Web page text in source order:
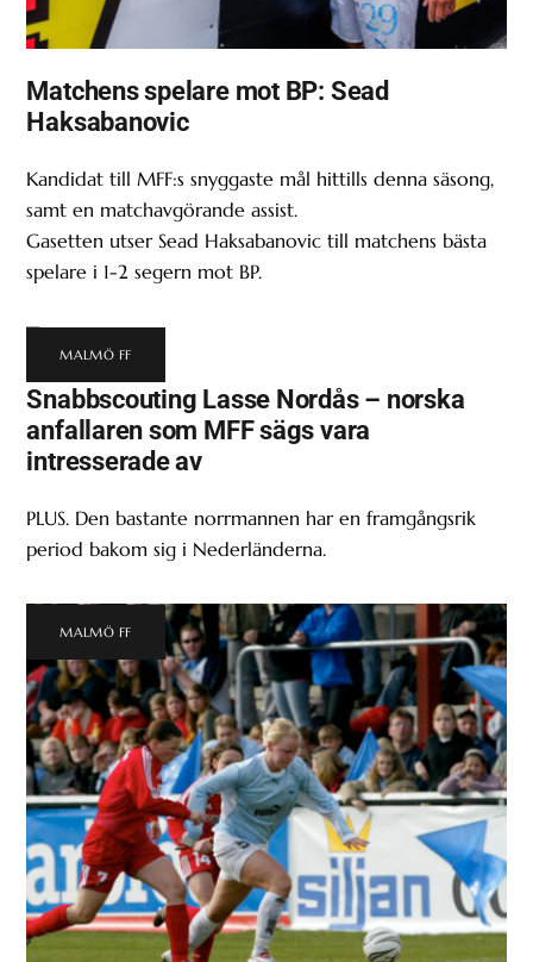
Matchens spelare mot BP: Sead
Haksabanovic
Kandidat till MFF:s snyggaste mål hittills denna säsong,
samt en matchavgörande assist.
Gasetten utser Sead Haksabanovic till matchens bästa
spelare i 1-2 segern mot BP.
MALMÖ FF
Snabbscouting Lasse Nordås – norska
anfallaren som MFF sägs vara
intresserade av
PLUS. Den bastante norrmannen har en framgångsrik
period bakom sig i Nederländerna.
MALMÖ FF